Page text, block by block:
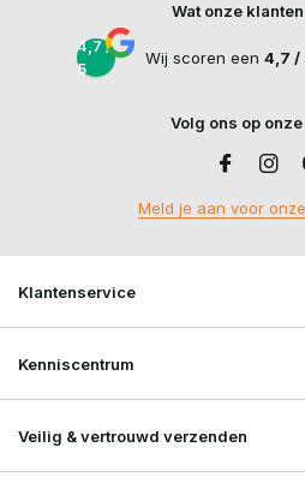
Wat onze
4,7 /
5
Wij scoren een 4,7 /
Volg ons op
Meld je aan voor
Klantenservice
Kenniscentrum
Veilig & vertrouwd verzenden